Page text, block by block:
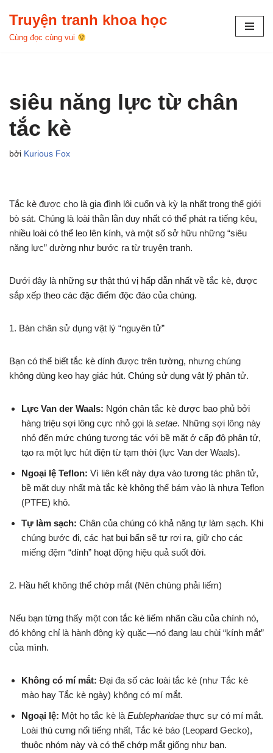
Chuyển
Truyện tranh khoa học
Cùng đọc cùng vui
siêu năng lực từ chân
tắc kè
bởi Kurious Fox
Tắc kè được cho là gia đình lôi cuốn và kỳ lạ nhất trong thế giới
bò sát. Chúng là loài thằn lằn duy nhất có thể phát ra tiếng kêu,
nhiều loài có thể leo lên kính, và một số sở hữu những “siêu
năng lực” dường như bước ra từ truyện tranh.
Dưới đây là những sự thật thú vị hấp dẫn nhất về tắc kè, được
sắp xếp theo các đặc điểm độc đáo của chúng.
1. Bàn chân sử dụng vật lý “nguyên tử”
Bạn có thể biết tắc kè dính được trên tường, nhưng chúng
không dùng keo hay giác hút. Chúng sử dụng vật lý phân tử.
Lực Van der Waals: Ngón chân tắc kè được bao phủ bởi
hàng triệu sợi lông cực nhỏ gọi là setae. Những sợi lông này
nhỏ đến mức chúng tương tác với bề mặt ở cấp độ phân tử,
tạo ra một lực hút điện từ tạm thời (lực Van der Waals).
Ngoại lệ Teflon: Vì liên kết này dựa vào tương tác phân tử,
bề mặt duy nhất mà tắc kè không thể bám vào là nhựa Teflon
(PTFE) khô.
Tự làm sạch: Chân của chúng có khả năng tự làm sạch. Khi
chúng bước đi, các hạt bụi bẩn sẽ tự rơi ra, giữ cho các
miếng đệm “dính” hoạt động hiệu quả suốt đời.
2. Hầu hết không thể chớp mắt (Nên chúng phải liếm)
Nếu bạn từng thấy một con tắc kè liếm nhãn cầu của chính nó,
đó không chỉ là hành động kỳ quặc—nó đang lau chùi “kính mắt”
của mình.
Không có mí mắt: Đại đa số các loài tắc kè (như Tắc kè
mào hay Tắc kè ngày) không có mí mắt.
Ngoại lệ: Một họ tắc kè là Eublepharidae thực sự có mí mắt.
Loài thú cưng nổi tiếng nhất, Tắc kè báo (Leopard Gecko),
thuộc nhóm này và có thể chớp mắt giống như bạn.